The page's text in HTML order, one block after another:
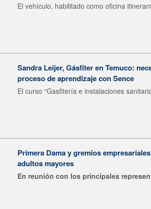
El vehículo, habilitado como oficina
Sandra Leijer, Gásfiter en Temuco:
proceso de aprendizaje con Sence
El curso “Gasfitería e instalaciones
Primera Dama y gremios
adultos mayores
En reunión con los principales